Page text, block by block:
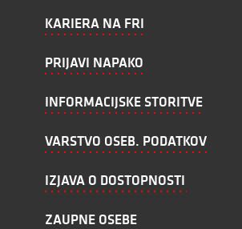
KARIERA NA FRI
PRIJAVI NAPAKO
INFORMACIJSKE STORITVE
VARSTVO OSEB. PODATKOV
IZJAVA O DOSTOPNOSTI
ZAUPNE OSEBE